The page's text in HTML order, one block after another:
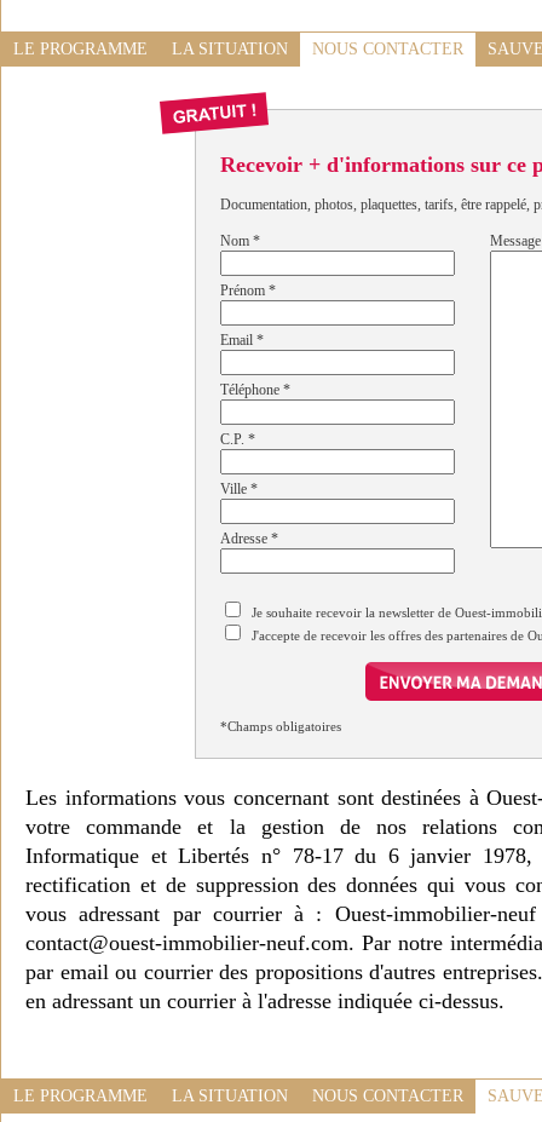
LE PROGRAMME LA SITUATION NOUS CONTACTER
Recevoir + d'informations sur ce
Documentation, photos, plaquettes, tarifs, être rappelé,
Nom *
Prénom *
Email *
Téléphone *
C.P. *
Ville *
Adresse *
Message
Je souhaite recevoir la newsletter de Ouest-
J'accepte de recevoir les offres des partenaires de
*Champs obligatoires
Les informations vous concernant sont destinées à
votre commande et la gestion de nos relations
Informatique et Libertés n° 78-17 du 6 janvier 1978,
rectification et de suppression des données qui vous
vous adressant par courrier à : Ouest-immobilier-
contact@ouest-immobilier-neuf.com. Par notre
par email ou courrier des propositions d'autres
en adressant un courrier à l'adresse indiquée ci-dessus.
LE PROGRAMME LA SITUATION NOUS CONTACTER